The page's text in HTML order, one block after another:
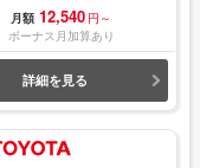
月額 12,540 円～
ボーナス月加算あり
詳細を見る